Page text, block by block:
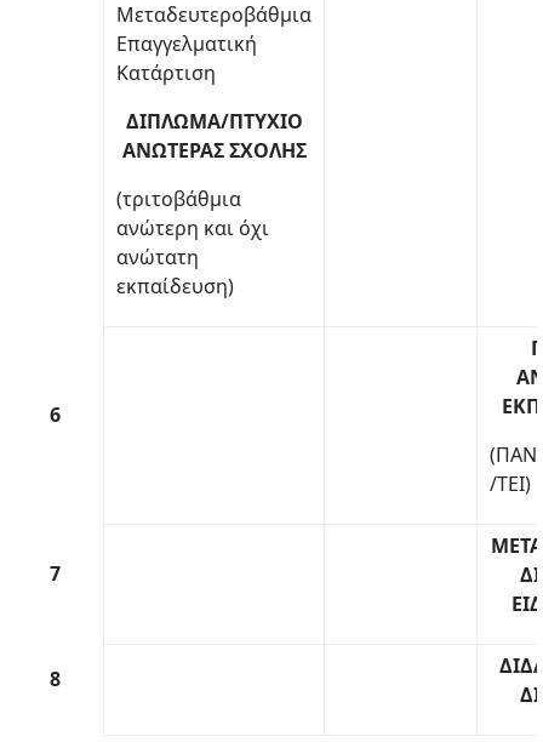
Μεταδευτεροβάθμια
Επαγγελματική
Κατάρτιση
ΔΙΠΛΩΜΑ/ΠΤΥΧΙΟ
ΑΝΩΤΕΡΑΣ ΣΧΟΛΗΣ
(τριτοβάθμια
ανώτερη και όχι
ανώτατη
εκπαίδευση)
6
/ΤΕΙ)
7
8